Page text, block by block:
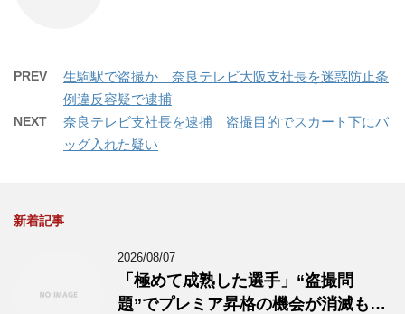
PREV
生駒駅で盗撮か 奈良テレビ大阪支社長を迷惑防止条
例違反容疑で逮捕
NEXT
奈良テレビ支社長を逮捕 盗撮目的でスカート下にバ
ッグ入れた疑い
新着記事
2026/08/07
「極めて成熟した選手」“盗撮問
題”でプレミア昇格の機会が消滅も…